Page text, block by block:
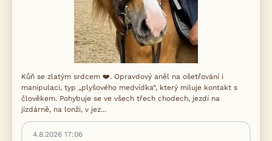
Kůň se zlatým srdcem ❤️. Opravdový aněl na ošetřování i
manipulaci, typ „plyšového medvídka“, který miluje kontakt s
člověkem. Pohybuje se ve všech třech chodech, jezdí na
jízdárně, na lonži, v jez...
4.8.2026 17:06